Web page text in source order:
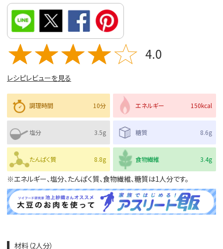
4.0
レシピレビューを見る
調理時間 10分 エネルギー 150kcal
塩分 3.5g 糖質 8.6g
たんぱく質 8.8g 食物繊維 3.4g
※エネルギー、塩分、たんぱく質、食物繊維、糖質は1人分です。
材料（2人分）